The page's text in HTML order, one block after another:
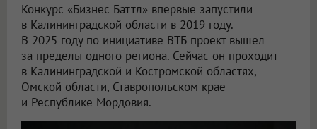
Конкурс «Бизнес Баттл» впервые запустили
в Калининградской области в 2019 году.
В 2025 году по инициативе ВТБ проект вышел
за пределы одного региона. Сейчас он проходит
в Калининградской и Костромской областях,
Омской области, Ставропольском крае
и Республике Мордовия.